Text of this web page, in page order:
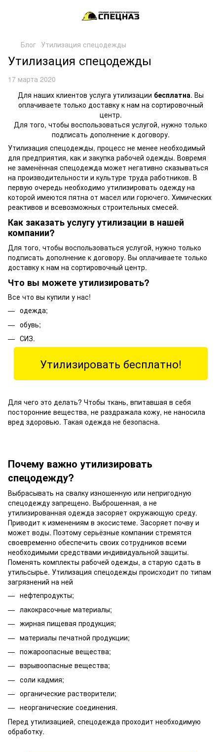
Блог Утилизация спецодежды
Утилизация спецодежды
17 марта 2020
Для наших клиентов услуга утилизации бесплатна. Вы
оплачиваете только доставку к нам на сортировочный
центр.
Для того, чтобы воспользоваться услугой, нужно только
подписать дополнение к договору.
Утилизация спецодежды, процесс не менее необходимый
для предприятия, как и закупка рабочей одежды. Вовремя
не заменённая спецодежда может негативно сказываться
на производительности и культуре труда работников. В
первую очередь необходимо утилизировать одежду на
которой имеются пятна от масел или горючего. Химических
реактивов и всевозможных строительных смесей.
Как заказать услугу утилизации в нашей
компании?
Для того, чтобы воспользоваться услугой, нужно только
подписать дополнение к договору. Вы оплачиваете только
доставку к нам на сортировочный центр.
Что вы можете утилизировать?
Все что вы купили у нас!
одежда;
обувь;
СИЗ.
Утилизировать бесплатно!
Для чего это делать? Чтобы ткань, впитавшая в себя
посторонние вещества, не раздражала кожу, не наносила
вред здоровью. Такая одежда не безопасна.
Почему важно утилизировать
спецодежду?
Выбрасывать на свалку изношенную или непригодную
спецодежду запрещено. Выброшенная, а не
утилизированная одежда засоряет окружающую среду.
Приводит к изменениям в экосистеме. Засоряет почву и
может воды. Поэтому серьёзные компании стремятся
своевременно обеспечить своих сотрудников всеми
необходимыми средствами индивидуальной защиты.
Поменять комплекты рабочей одежды, а старую сдать в
утильсырье. Утилизация спецодежды происходит по типам
загрязнений на ней
нефтепродукты;
лакокрасочные материалы;
жирная пищевая продукция;
материалы печатной продукции;
пожароопасные вещества;
взрывоопасные вещества;
соли кадмия;
органические растворители;
неорганические соединения.
Перед утилизацией, спецодежда проходит необходимую
обработку.